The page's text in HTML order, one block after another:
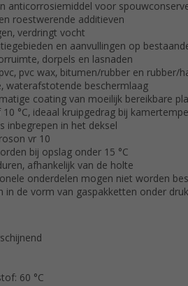
anticorrosiemiddel voor
roestwerende additieven
verdringt vocht
en aanvullingen op
dorpels en lasnaden
pvc wax, bitumen/rubber en rubber/
waterafstotende beschermlaag
coating van moeilijk bereikbare
°C, ideaal kruipgedrag bij
inbegrepen in het deksel
vr 10
bij opslag onder 15 °C
afhankelijk van de holte
onderdelen mogen niet worden
in de vorm van gaspakketten onder druk
60 °C